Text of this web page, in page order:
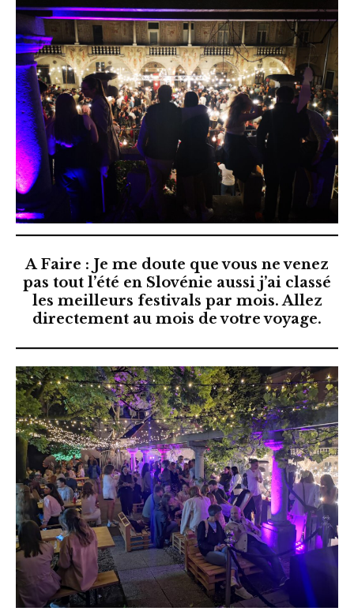
A Faire : Je me doute que vous ne venez
pas tout l’été en Slovénie aussi j’ai classé
les meilleurs festivals par mois. Allez
directement au mois de votre voyage.